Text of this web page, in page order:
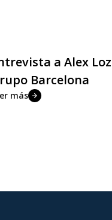
a Alex
Barcelona
más